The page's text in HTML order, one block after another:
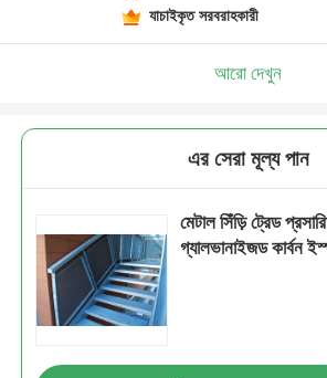
যাচাইকৃত সরবরাহকারী
আরো দেখুন
এর সেরা মূল্য পান
মেটাল সিঁড়ি ট্রেড
গ্যালভানাইজড কার্বন